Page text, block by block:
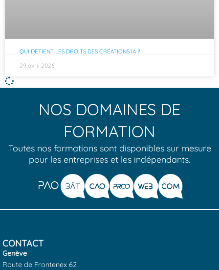
QUI DÉTIENT LES DROITS DES CRÉATIONS IA ?
29 avril 2026
NOS DOMAINES DE
FORMATION
Toutes nos formations sont disponibles sur mesure
pour les entreprises et les indépendants.
CONTACT
Genève
Route de Frontenex 62